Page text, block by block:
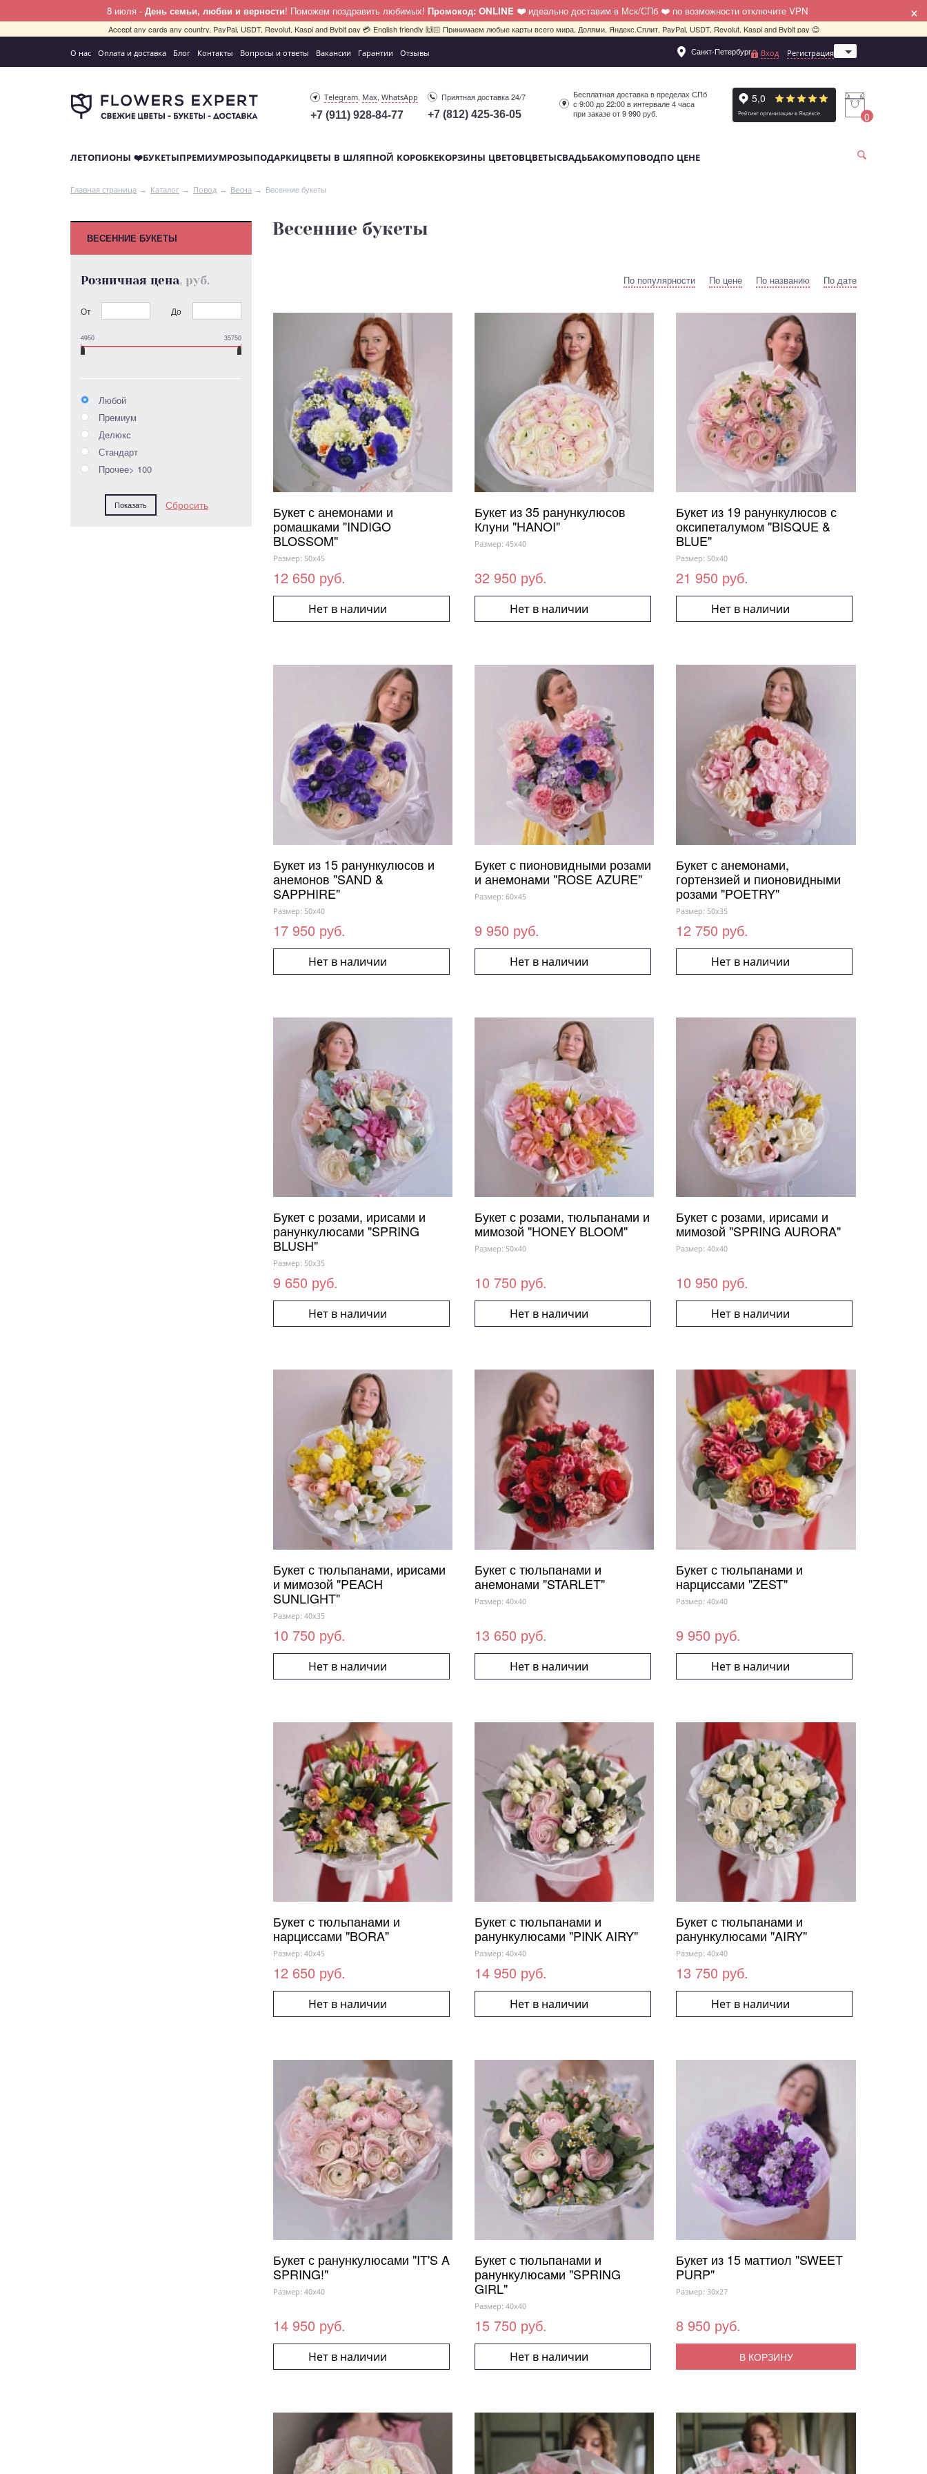
8 июля - День семьи, любви и верности! Поможем поздравить любимых! Промокод: ONLINE ❤️ идеально доставим в Мск/СПб ❤️ по возможности отключите VPN ×
Accept any cards any country, PayPal, USDT, Revolut, Kaspi and Bybit pay 💳 English friendly 🙌🏻 Принимаем любые карты всего мира, Долями, Яндекс.Сплит, PayPal, USDT, Revolut, Kaspi and Bybit pay 😊
О нас Оплата и доставка Блог Контакты Вопросы и ответы Вакансии Гарантии Отзывы Санкт-Петербург
Москва
Вход Регистрация
Telegram, Max,WhatsApp
+7 (911) 928-84-77
Приятная доставка 24/7
+7 (812) 425-36-05
Бесплатная доставка в пределах СПб
с 9:00 до 22:00 в интервале 4 часа
при заказе от 9 990 руб.
0
ЛЕТОПИОНЫ ❤️БУКЕТЫПРЕМИУМРОЗЫПОДАРКИЦВЕТЫ В ШЛЯПНОЙ КОРОБКЕКОРЗИНЫ ЦВЕТОВЦВЕТЫСВАДЬБАКОМУПОВОДПО ЦЕНЕ
Главная страница Каталог Повод Весна Весенние букеты
ВЕСЕННИЕ БУКЕТЫ
Розничная цена, руб.
От До
4950 35750
Любой
Премиум
Делюкс
Стандарт
Прочее> 100
Весенние букеты
По популярности По цене По названию По дате
Букет с анемонами и
ромашками "INDIGO
BLOSSOM"
Размер: 50x45
12 650 руб.
Нет в наличии
Букет из 35 ранункулюсов
Клуни "HANOI"
Размер: 45x40
32 950 руб.
Нет в наличии
Букет из 19 ранункулюсов с
оксипеталумом "BISQUE &
BLUE"
Размер: 50x40
21 950 руб.
Нет в наличии
Букет из 15 ранункулюсов и
анемонов "SAND &
SAPPHIRE"
Размер: 50x40
17 950 руб.
Нет в наличии
Букет с пионовидными розами
и анемонами "ROSE AZURE"
Размер: 60x45
9 950 руб.
Нет в наличии
Букет с анемонами,
гортензией и пионовидными
розами "POETRY"
Размер: 50x35
12 750 руб.
Нет в наличии
Букет с розами, ирисами и
ранункулюсами "SPRING
BLUSH"
Размер: 50x35
9 650 руб.
Нет в наличии
Букет с розами, тюльпанами и
мимозой "HONEY BLOOM"
Размер: 50x40
10 750 руб.
Нет в наличии
Букет с розами, ирисами и
мимозой "SPRING AURORA"
Размер: 40x40
10 950 руб.
Нет в наличии
Букет с тюльпанами, ирисами
и мимозой "PEACH
SUNLIGHT"
Размер: 40x35
10 750 руб.
Нет в наличии
Букет с тюльпанами и
анемонами "STARLET"
Размер: 40x40
13 650 руб.
Нет в наличии
Букет с тюльпанами и
нарциссами "ZEST"
Размер: 40x40
9 950 руб.
Нет в наличии
Букет с тюльпанами и
нарциссами "BORA"
Размер: 40x45
12 650 руб.
Нет в наличии
Букет с тюльпанами и
ранункулюсами "PINK AIRY"
Размер: 40x40
14 950 руб.
Нет в наличии
Букет с тюльпанами и
ранункулюсами "AIRY"
Размер: 40x40
13 750 руб.
Нет в наличии
Букет с ранункулюсами "IT'S A
SPRING!"
Размер: 40x40
14 950 руб.
Нет в наличии
Букет c тюльпанами и
ранункулюсами "SPRING
GIRL"
Размер: 40x40
15 750 руб.
Нет в наличии
Букет из 15 маттиол "SWEET
PURP"
Размер: 30x27
8 950 руб.
В КОРЗИНУ